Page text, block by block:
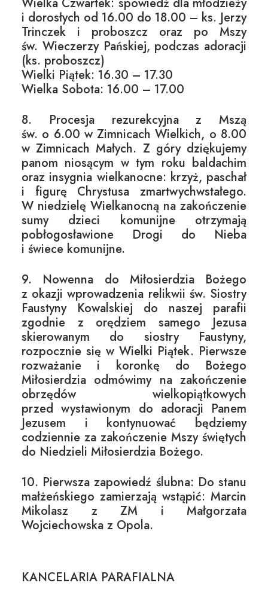
i dorosłych od 16.00 do 18.00 – ks. Jerzy
Trinczek i proboszcz oraz po Mszy
św. Wieczerzy Pańskiej, podczas adoracji
(ks. proboszcz)
Wielki Piątek: 16.30 – 17.30
Wielka Sobota: 16.00 – 17.00
8. Procesja rezurekcyjna z Mszą
św. o 6.00 w Zimnicach Wielkich, o 8.00
w Zimnicach Małych. Z góry dziękujemy
panom niosącym w tym roku baldachim
oraz insygnia wielkanocne: krzyż, paschał
i figurę Chrystusa zmartwychwstałego.
W niedzielę Wielkanocną na zakończenie
sumy dzieci komunijne otrzymają
pobłogosławione Drogi do Nieba
i świece komunijne.
9. Nowenna do Miłosierdzia Bożego
z okazji wprowadzenia relikwii św. Siostry
Faustyny Kowalskiej do naszej parafii
zgodnie z orędziem samego Jezusa
skierowanym do siostry Faustyny,
rozpocznie się w Wielki Piątek. Pierwsze
rozważanie i koronkę do Bożego
Miłosierdzia odmówimy na zakończenie
obrzędów wielkopiątkowych
przed wystawionym do adoracji Panem
Jezusem i kontynuować będziemy
codziennie za zakończenie Mszy świętych
do Niedzieli Miłosierdzia Bożego.
10. Pierwsza zapowiedź ślubna: Do stanu
małżeńskiego zamierzają wstąpić: Marcin
Mikolasz z ZM i Małgorzata
Wojciechowska z Opola.
KANCELARIA PARAFIALNA